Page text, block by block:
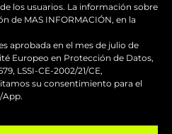
los usuarios. La información sobre
de MAS INFORMACIÓN, en la
aprobada en el mes de julio de
Europeo en Protección de Datos,
LSSI-CE-2002/21/CE,
su consentimiento para el
App.
personalizados